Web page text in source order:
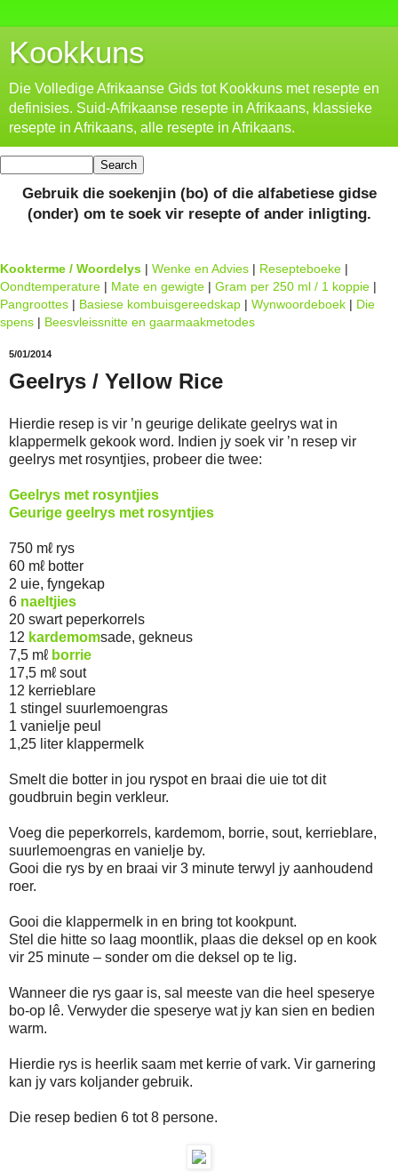
Kookkuns
Die Volledige Afrikaanse Gids tot Kookkuns met resepte en
definisies. Suid-Afrikaanse resepte in Afrikaans, klassieke
resepte in Afrikaans, alle resepte in Afrikaans.
Gebruik die soekenjin (bo) of die alfabetiese gidse
(onder) om te soek vir resepte of ander inligting.
Kookterme / Woordelys | Wenke en Advies | Resepteboeke |
Oondtemperature | Mate en gewigte | Gram per 250 ml / 1 koppie |
Pangroottes | Basiese kombuisgereedskap | Wynwoordeboek | Die
spens | Beesvleissnitte en gaarmaakmetodes
5/01/2014
Geelrys / Yellow Rice
Hierdie resep is vir ’n geurige delikate geelrys wat in
klappermelk gekook word. Indien jy soek vir ’n resep vir
geelrys met rosyntjies, probeer die twee:
Geelrys met rosyntjies
Geurige geelrys met rosyntjies
750 mℓ rys
60 mℓ botter
2 uie, fyngekap
6 naeltjies
20 swart peperkorrels
12 kardemomsade, gekneus
7,5 mℓ borrie
17,5 mℓ sout
12 kerrieblare
1 stingel suurlemoengras
1 vanielje peul
1,25 liter klappermelk
Smelt die botter in jou ryspot en braai die uie tot dit
goudbruin begin verkleur.
Voeg die peperkorrels, kardemom, borrie, sout, kerrieblare,
suurlemoengras en vanielje by.
Gooi die rys by en braai vir 3 minute terwyl jy aanhoudend
roer.
Gooi die klappermelk in en bring tot kookpunt.
Stel die hitte so laag moontlik, plaas die deksel op en kook
vir 25 minute – sonder om die deksel op te lig.
Wanneer die rys gaar is, sal meeste van die heel speserye
bo-op lê. Verwyder die speserye wat jy kan sien en bedien
warm.
Hierdie rys is heerlik saam met kerrie of vark. Vir garnering
kan jy vars koljander gebruik.
Die resep bedien 6 tot 8 persone.